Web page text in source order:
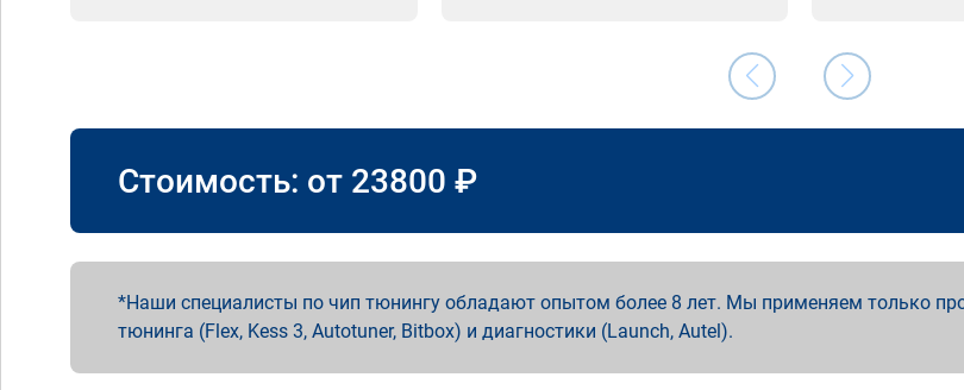
Стоимость: от 23800 ₽
Наши специалисты по чип тюнингу обладают опытом более 8 лет. Мы применяем только
тюнинга (Flex, Kess 3, Autotuner, Bitbox) и диагностики (Launch, Autel).